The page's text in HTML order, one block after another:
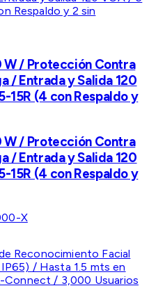
W / Protección Contra
/ Entrada y Salida 120
15R (4 con Respaldo y
W / Protección Contra
/ Entrada y Salida 120
15R (4 con Respaldo y
X